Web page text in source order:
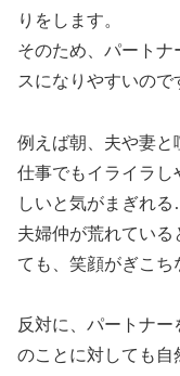
りをします。
そのため、パート
スになりやすいので
例えば朝、夫や妻
仕事でもイライラし
しいと気がまぎれ
夫婦仲が荒れている
ても、笑顔がぎこち
反対に、パートナ
のことに対しても